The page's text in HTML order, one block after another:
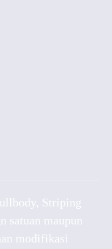
Striping
satuan maupun
modifikasi